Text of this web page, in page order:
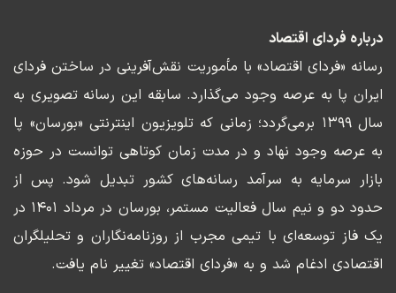
درباره فردای اقتصاد
رسانه «فردای اقتصاد» با مأموریت نقش‌آفرینی در ساختن فردای
ایران پا به عرصه وجود می‌گذارد. سابقه این رسانه تصویری به
سال ۱۳۹۹ برمی‌گردد؛ زمانی که تلویزیون اینترنتی «بورسان» پا
به عرصه وجود نهاد و در مدت زمان کوتاهی توانست در حوزه
بازار سرمایه به سرآمد رسانه‌های کشور تبدیل شود. پس از
حدود دو و نیم سال فعالیت مستمر، بورسان در مرداد ۱۴۰۱ در
یک فاز توسعه‌ای با تیمی مجرب از روزنامه‌نگاران و تحلیلگران
اقتصادی ادغام شد و به «فردای اقتصاد» تغییر نام یافت.